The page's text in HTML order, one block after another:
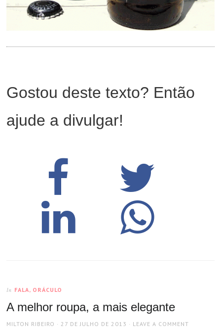
Gostou deste texto? Então
ajude a divulgar!
In FALA, ORÁCULO
A melhor roupa, a mais elegante
AUTHOR
MILTON RIBEIRO
POSTED
27 DE JULHO DE 2013 LEAVE A COMMENT